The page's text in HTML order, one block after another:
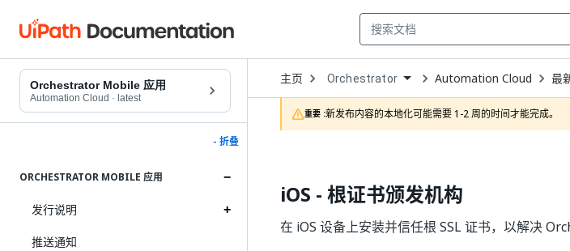
Orchestrator Mobile 应用
Automation Cloud · latest
- 折叠
ORCHESTRATOR MOBILE 应用
发行说明
推送通知
主页 Open
Dropdown
to
choose
product
Orchestrator Automation Cloud 最
重要 :新发布内容的本地化可能需要 1-2 周的时间才能完成。
iOS - 根证书颁发机构
在 iOS 设备上安装并信任根 SSL 证书，以解决